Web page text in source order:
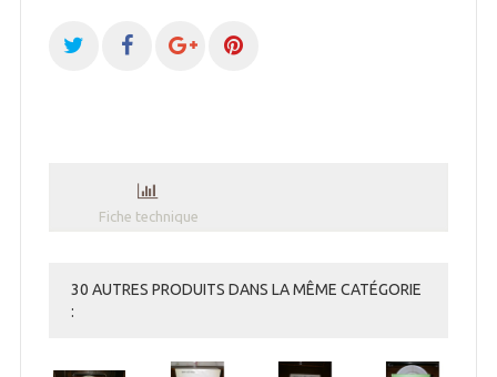
Fiche technique
30 AUTRES PRODUITS DANS LA MÊME CATÉGORIE
: